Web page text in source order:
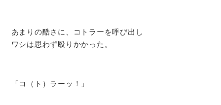
あまりの酷さに、コトラーを呼び出し
ワシは思わず殴りかかった。
「コ（ト）ラーッ！」